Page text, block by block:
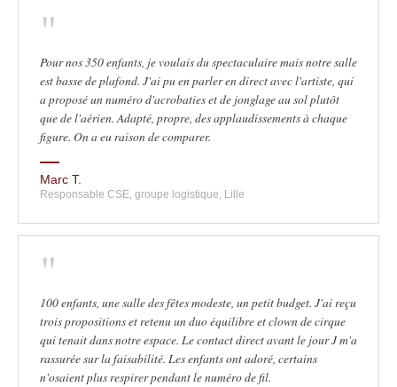
"
Pour nos 350 enfants, je voulais du spectaculaire mais notre salle
est basse de plafond. J'ai pu en parler en direct avec l'artiste, qui
a proposé un numéro d'acrobaties et de jonglage au sol plutôt
que de l'aérien. Adapté, propre, des applaudissements à chaque
figure. On a eu raison de comparer.
Marc T.
Responsable CSE, groupe logistique, Lille
"
100 enfants, une salle des fêtes modeste, un petit budget. J'ai reçu
trois propositions et retenu un duo équilibre et clown de cirque
qui tenait dans notre espace. Le contact direct avant le jour J m'a
rassurée sur la faisabilité. Les enfants ont adoré, certains
n'osaient plus respirer pendant le numéro de fil.